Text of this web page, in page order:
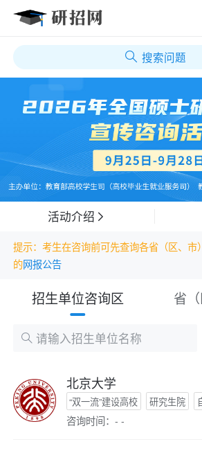
搜索问题
活动介绍
提示：考生在咨询前可先查询各省（区、市
的网报公告
招生单位咨询区 省
北京大学
“双一流”建设高校 研究生院
咨询时间：- -